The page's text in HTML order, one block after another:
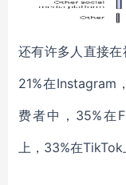
还有许多人直接
21%在Instagram
费者中，35%在
上，33%在TikTok